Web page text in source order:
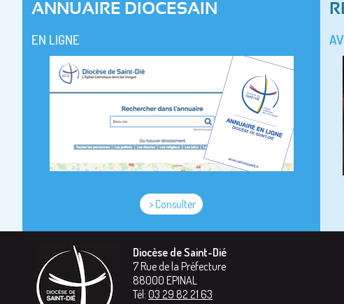
ANNUAIRE DIOCESAIN
EN LIGNE
> Consulter
Diocèse de Saint-Dié
7 Rue de la Préfecture
88000 EPINAL
Tél: 03 29 82 21 63